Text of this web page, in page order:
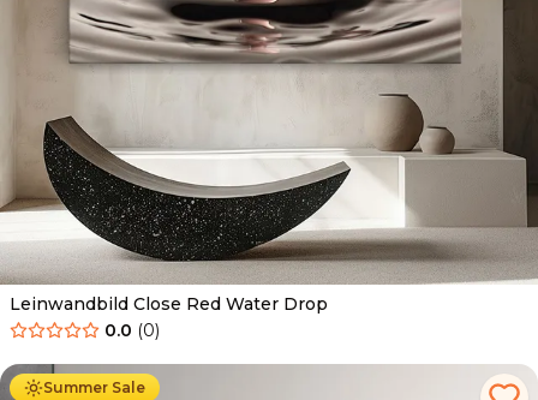
Leinwandbild Close Red Water Drop
0.0 (0)
Summer Sale
Ab 39.90 € 34.90